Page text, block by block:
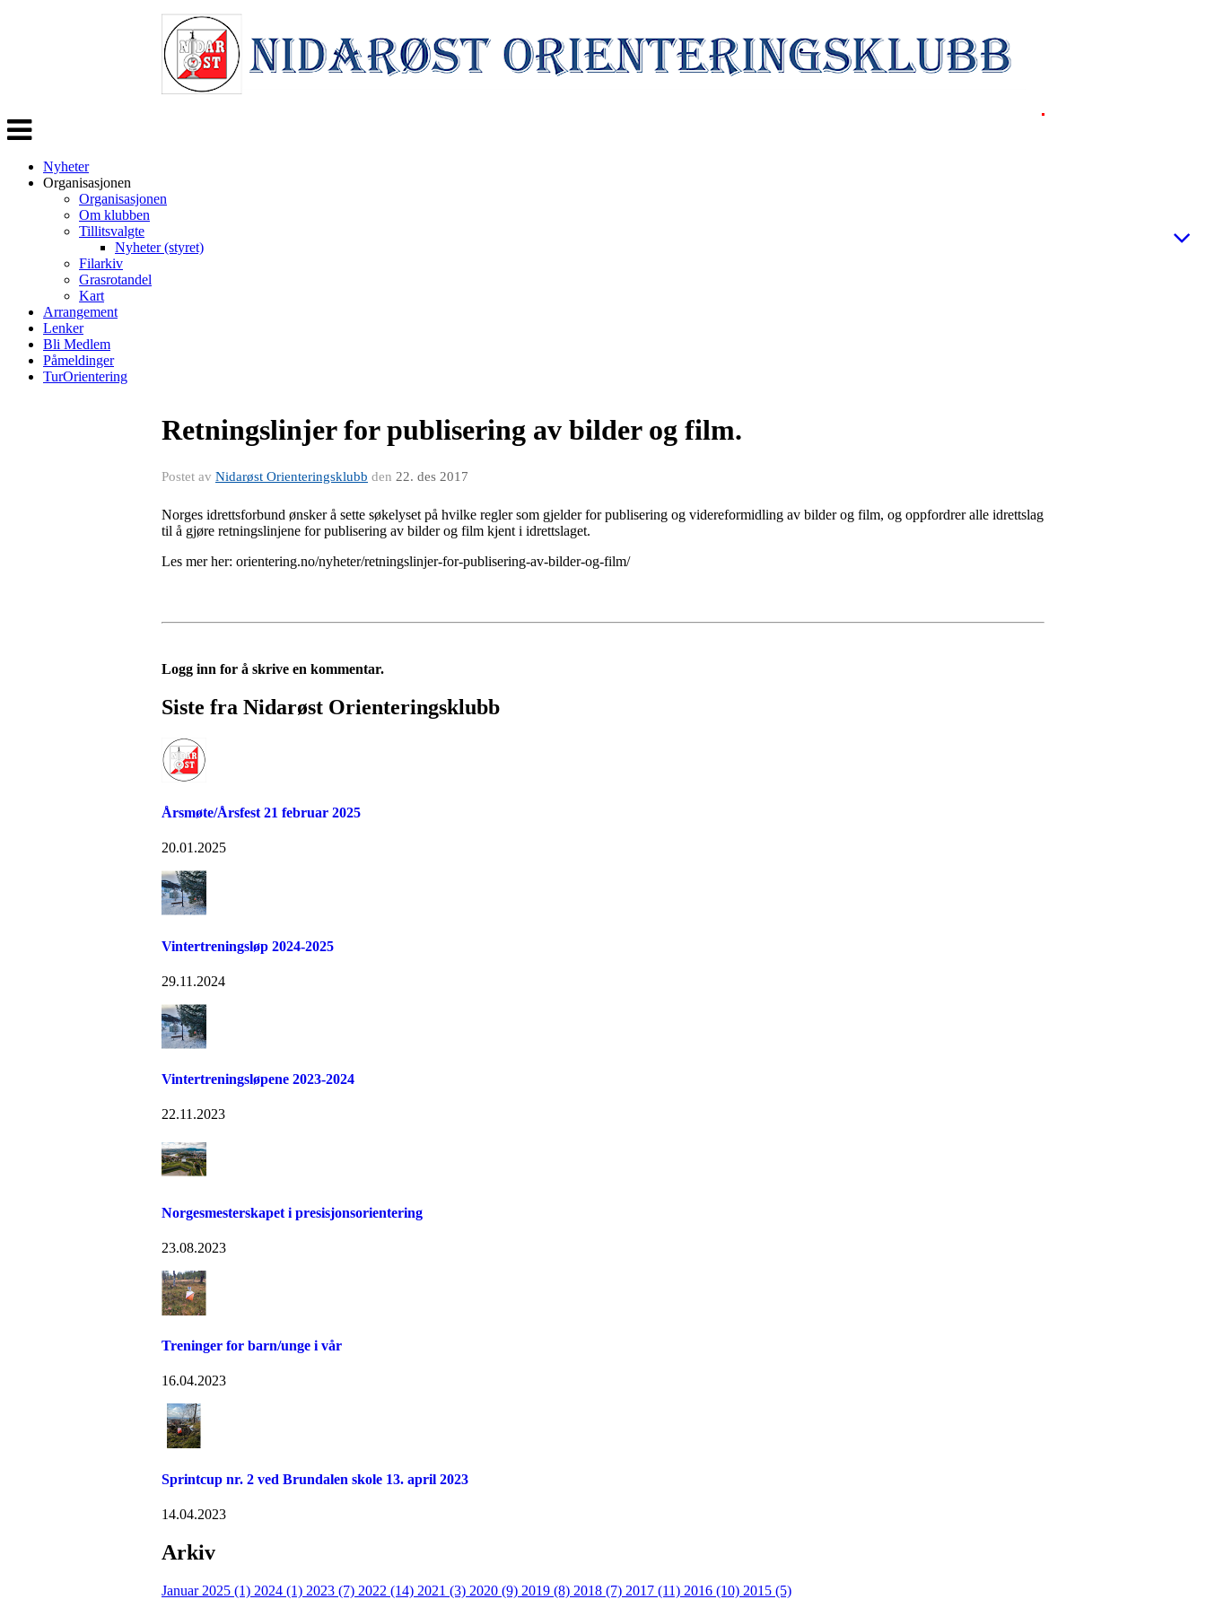
Veksle
navigasjon
Nyheter
Organisasjonen
Organisasjonen
Om klubben
Tillitsvalgte
Nyheter (styret)
Filarkiv
Grasrotandel
Kart
Arrangement
Lenker
Bli Medlem
Påmeldinger
TurOrientering
Retningslinjer for publisering av bilder og film.
Postet av Nidarøst Orienteringsklubb den 22. des 2017
Norges idrettsforbund ønsker å sette søkelyset på hvilke regler som gjelder for publisering og videreformidling av bilder og film, og oppfordrer alle idrettslag
til å gjøre retningslinjene for publisering av bilder og film kjent i idrettslaget.
Les mer her: orientering.no/nyheter/retningslinjer-for-publisering-av-bilder-og-film/
Logg inn for å skrive en kommentar.
Siste fra Nidarøst Orienteringsklubb
Årsmøte/Årsfest 21 februar 2025
20.01.2025
Vintertreningsløp 2024-2025
29.11.2024
Vintertreningsløpene 2023-2024
22.11.2023
Norgesmesterskapet i presisjonsorientering
23.08.2023
Treninger for barn/unge i vår
16.04.2023
Sprintcup nr. 2 ved Brundalen skole 13. april 2023
14.04.2023
Arkiv
Januar 2025 (1) 2024 (1) 2023 (7) 2022 (14) 2021 (3) 2020 (9) 2019 (8) 2018 (7) 2017 (11) 2016 (10) 2015 (5)